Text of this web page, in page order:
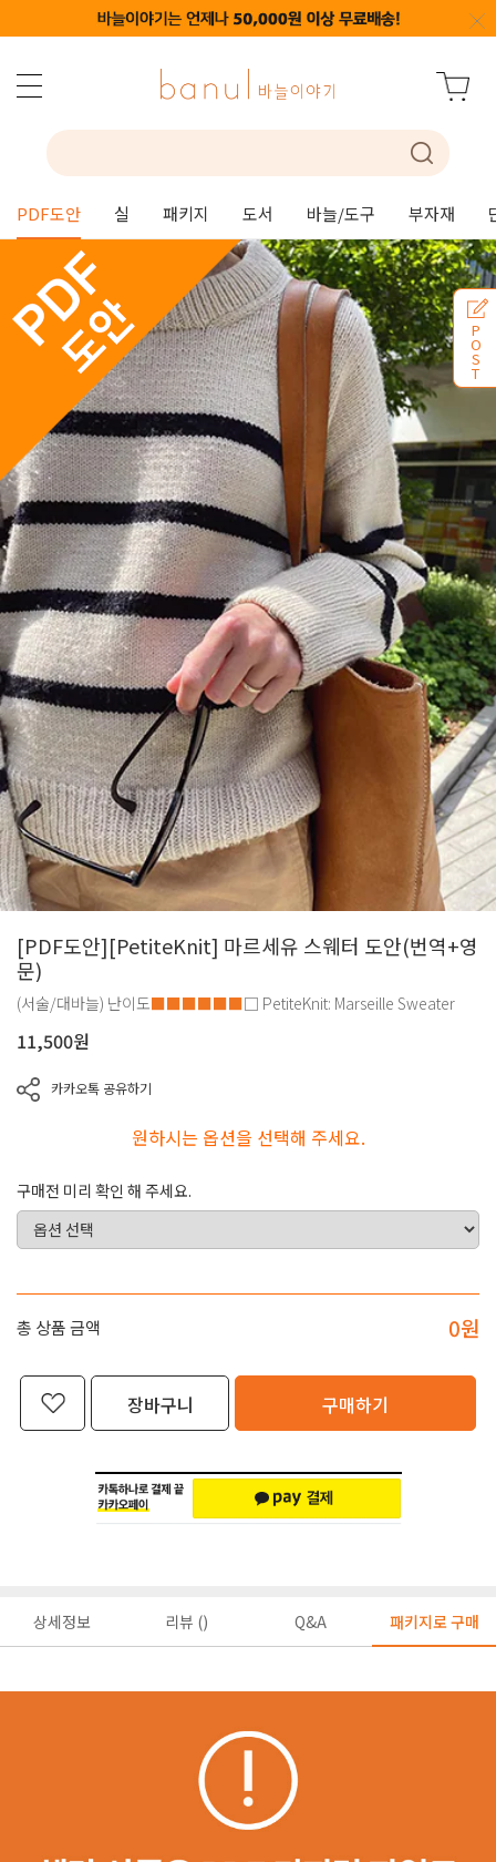
PDF도안 실 패키지 도서 바늘/도구 부자재
P
O
S
T
[PDF도안][PetiteKnit] 마르세유 스웨터 도안(번역+영
문)
(서술/대바늘) 난이도■■■■■■□ PetiteKnit: Marseille Sweater
11,500원
카카오톡 공유하기
원하시는 옵션을 선택해 주세요.
구매전 미리 확인 해 주세요.
총 상품 금액 0원
장바구니 구매하기
상세정보 리뷰 () Q&A 패키지로 구매